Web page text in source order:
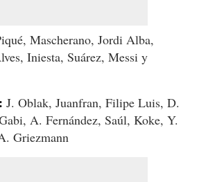
Mascherano, Jordi Alba,
Iniesta, Suárez, Messi y
J. Oblak, Juanfran, Filipe Luis, D.
A. Fernández, Saúl, Koke, Y.
Griezmann